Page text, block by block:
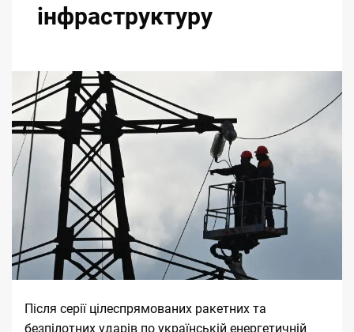
інфраструктуру
Після серії цілеспрямованих ракетних та
безпілотних ударів по українській енергетичній